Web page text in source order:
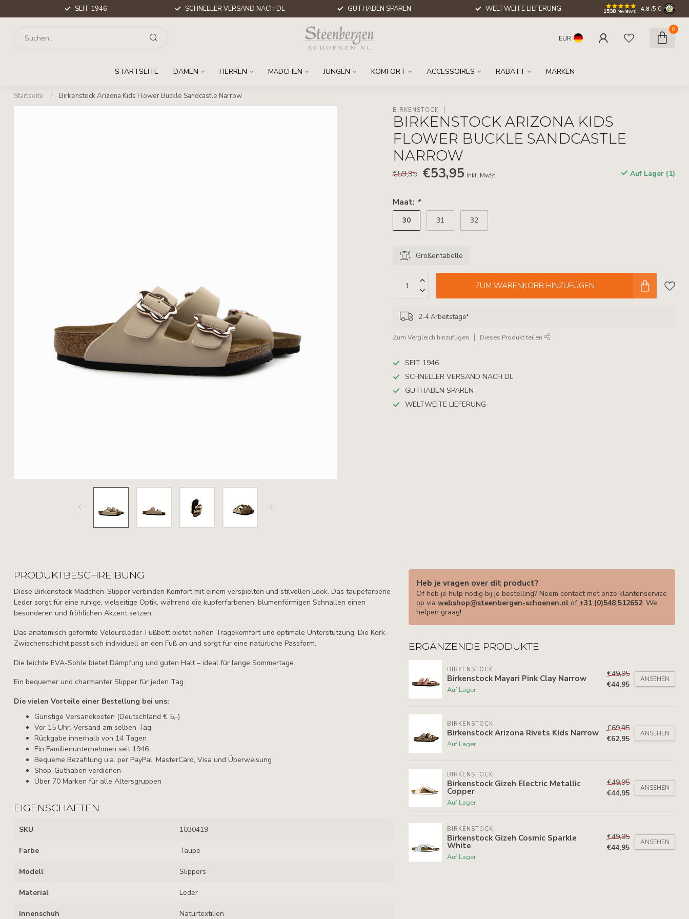
SEIT 1946 SCHNELLER VERSAND NACH DL GUTHABEN SPAREN WELTWEITE LIEFERUNG 1538 reviews 4.8 /5.0
EUR
0
STARTSEITE DAMEN HERREN MÄDCHEN JUNGEN KOMFORT ACCESSOIRES RABATT MARKEN
Startseite / Birkenstock Arizona Kids Flower Buckle Sandcastle Narrow
BIRKENSTOCK
BIRKENSTOCK ARIZONA KIDS
FLOWER BUCKLE SANDCASTLE
NARROW
€59,95 €53,95 Inkl. MwSt. Auf Lager (1)
Maat: *
30 31 32
Größentabelle
ZUM WARENKORB HINZUFÜGEN
2-4 Arbeitstage*
Zum Vergleich hinzufügen Dieses Produkt teilen
SEIT 1946
SCHNELLER VERSAND NACH DL
GUTHABEN SPAREN
WELTWEITE LIEFERUNG
PRODUKTBESCHREIBUNG
Diese Birkenstock Mädchen-Slipper verbinden Komfort mit einem verspielten und stilvollen Look. Das taupefarbene
Leder sorgt für eine ruhige, vielseitige Optik, während die kupferfarbenen, blumenförmigen Schnallen einen
besonderen und fröhlichen Akzent setzen.
Das anatomisch geformte Veloursleder-Fußbett bietet hohen Tragekomfort und optimale Unterstützung. Die Kork-
Zwischenschicht passt sich individuell an den Fuß an und sorgt für eine natürliche Passform.
Die leichte EVA-Sohle bietet Dämpfung und guten Halt – ideal für lange Sommertage.
Ein bequemer und charmanter Slipper für jeden Tag.
Die vielen Vorteile einer Bestellung bei uns:
Günstige Versandkosten (Deutschland € 5,-)
Vor 15 Uhr, Versand am selben Tag
Rückgabe innerhalb von 14 Tagen
Ein Familienunternehmen seit 1946
Bequeme Bezahlung u.a. per PayPal, MasterCard, Visa und Überweisung
Shop-Guthaben verdienen
Über 70 Marken für alle Altersgruppen
EIGENSCHAFTEN
SKU 1030419
Farbe Taupe
Modell Slippers
Material Leder
Innenschuh Naturtextilien
Heb je vragen over dit product?
Of heb je hulp nodig bij je bestelling? Neem contact met onze klantenservice
op via webshop@steenbergen-schoenen.nl of +31 (0)548 512652. We
helpen graag!
ERGÄNZENDE PRODUKTE
BIRKENSTOCK
Birkenstock Mayari Pink Clay Narrow
Auf Lager
€49,95
€44,95
ANSEHEN
BIRKENSTOCK
Birkenstock Arizona Rivets Kids Narrow
Auf Lager
€69,95
€62,95
ANSEHEN
BIRKENSTOCK
Birkenstock Gizeh Electric Metallic
Copper
Auf Lager
€49,95
€44,95
ANSEHEN
BIRKENSTOCK
Birkenstock Gizeh Cosmic Sparkle
White
Auf Lager
€49,95
€44,95
ANSEHEN